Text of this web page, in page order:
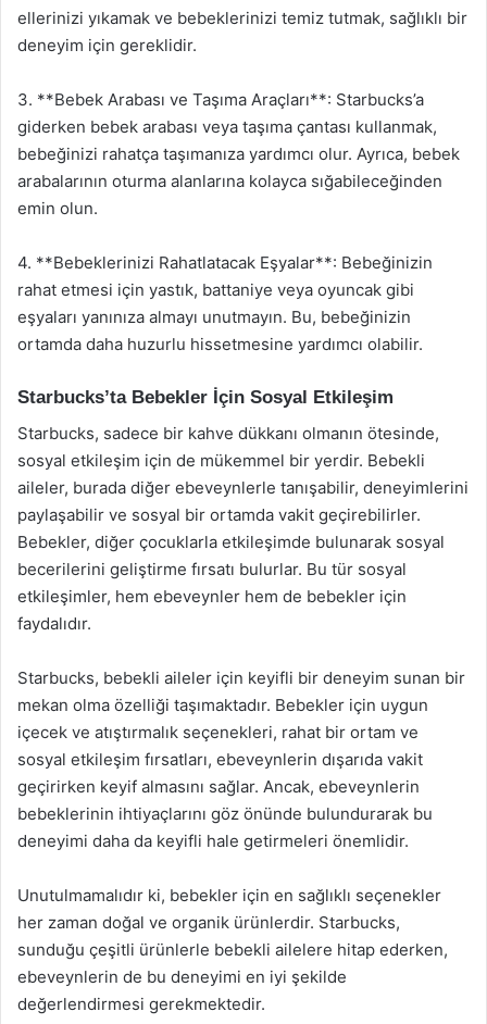
ellerinizi yıkamak ve bebeklerinizi temiz tutmak, sağlıklı bir
deneyim için gereklidir.
3. **Bebek Arabası ve Taşıma Araçları**: Starbucks’a
giderken bebek arabası veya taşıma çantası kullanmak,
bebeğinizi rahatça taşımanıza yardımcı olur. Ayrıca, bebek
arabalarının oturma alanlarına kolayca sığabileceğinden
emin olun.
4. **Bebeklerinizi Rahatlatacak Eşyalar**: Bebeğinizin
rahat etmesi için yastık, battaniye veya oyuncak gibi
eşyaları yanınıza almayı unutmayın. Bu, bebeğinizin
ortamda daha huzurlu hissetmesine yardımcı olabilir.
Starbucks’ta Bebekler İçin Sosyal Etkileşim
Starbucks, sadece bir kahve dükkanı olmanın ötesinde,
sosyal etkileşim için de mükemmel bir yerdir. Bebekli
aileler, burada diğer ebeveynlerle tanışabilir, deneyimlerini
paylaşabilir ve sosyal bir ortamda vakit geçirebilirler.
Bebekler, diğer çocuklarla etkileşimde bulunarak sosyal
becerilerini geliştirme fırsatı bulurlar. Bu tür sosyal
etkileşimler, hem ebeveynler hem de bebekler için
faydalıdır.
Starbucks, bebekli aileler için keyifli bir deneyim sunan bir
mekan olma özelliği taşımaktadır. Bebekler için uygun
içecek ve atıştırmalık seçenekleri, rahat bir ortam ve
sosyal etkileşim fırsatları, ebeveynlerin dışarıda vakit
geçirirken keyif almasını sağlar. Ancak, ebeveynlerin
bebeklerinin ihtiyaçlarını göz önünde bulundurarak bu
deneyimi daha da keyifli hale getirmeleri önemlidir.
Unutulmamalıdır ki, bebekler için en sağlıklı seçenekler
her zaman doğal ve organik ürünlerdir. Starbucks,
sunduğu çeşitli ürünlerle bebekli ailelere hitap ederken,
ebeveynlerin de bu deneyimi en iyi şekilde
değerlendirmesi gerekmektedir.